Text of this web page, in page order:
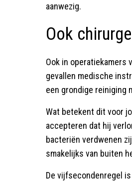
aanwezig.
Ook
Ook in operatiekamers
gevallen medische
een grondige reiniging
Wat betekent dit voor
accepteren dat hij
bacteriën verdwenen
smakelijks van buiten
De vijfsecondenregel